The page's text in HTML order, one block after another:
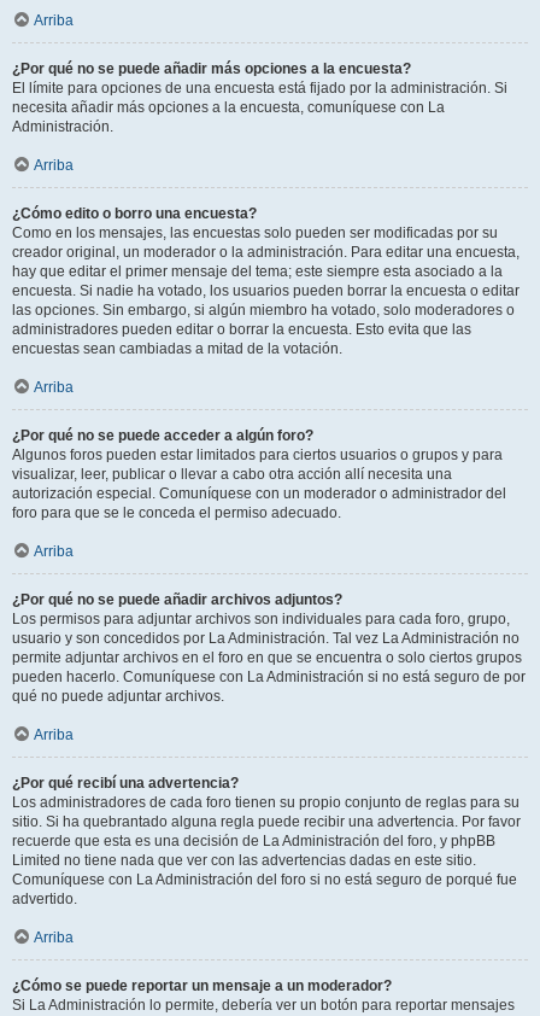
Arriba
¿Por qué no se puede añadir más opciones a la encuesta?
El límite para opciones de una encuesta está fijado por la administración. Si
necesita añadir más opciones a la encuesta, comuníquese con La
Administración.
Arriba
¿Cómo edito o borro una encuesta?
Como en los mensajes, las encuestas solo pueden ser modificadas por su
creador original, un moderador o la administración. Para editar una encuesta,
hay que editar el primer mensaje del tema; este siempre esta asociado a la
encuesta. Si nadie ha votado, los usuarios pueden borrar la encuesta o editar
las opciones. Sin embargo, si algún miembro ha votado, solo moderadores o
administradores pueden editar o borrar la encuesta. Esto evita que las
encuestas sean cambiadas a mitad de la votación.
Arriba
¿Por qué no se puede acceder a algún foro?
Algunos foros pueden estar limitados para ciertos usuarios o grupos y para
visualizar, leer, publicar o llevar a cabo otra acción allí necesita una
autorización especial. Comuníquese con un moderador o administrador del
foro para que se le conceda el permiso adecuado.
Arriba
¿Por qué no se puede añadir archivos adjuntos?
Los permisos para adjuntar archivos son individuales para cada foro, grupo,
usuario y son concedidos por La Administración. Tal vez La Administración no
permite adjuntar archivos en el foro en que se encuentra o solo ciertos grupos
pueden hacerlo. Comuníquese con La Administración si no está seguro de por
qué no puede adjuntar archivos.
Arriba
¿Por qué recibí una advertencia?
Los administradores de cada foro tienen su propio conjunto de reglas para su
sitio. Si ha quebrantado alguna regla puede recibir una advertencia. Por favor
recuerde que esta es una decisión de La Administración del foro, y phpBB
Limited no tiene nada que ver con las advertencias dadas en este sitio.
Comuníquese con La Administración del foro si no está seguro de porqué fue
advertido.
Arriba
¿Cómo se puede reportar un mensaje a un moderador?
Si La Administración lo permite, debería ver un botón para reportar mensajes